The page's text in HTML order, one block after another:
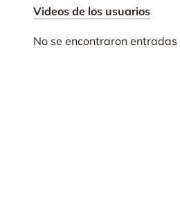
Videos de los usuarios
No se encontraron entradas